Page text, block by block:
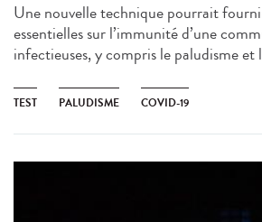
Une nouvelle technique pourrait
essentielles sur l’immunité d’une
infectieuses, y compris le paludisme et
TEST PALUDISME COVID-19